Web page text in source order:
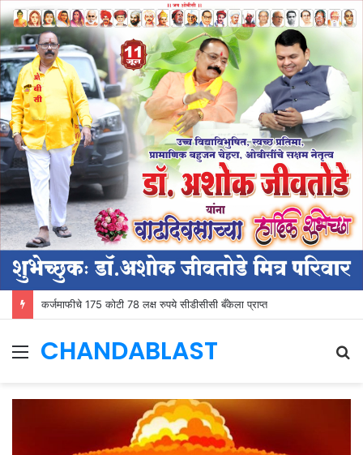
कर्जमाफीचे 175 कोटी 78 लक्ष रुपये सीडीसीसी बँकेला प्राप्त
Menu
CHANDABLAST